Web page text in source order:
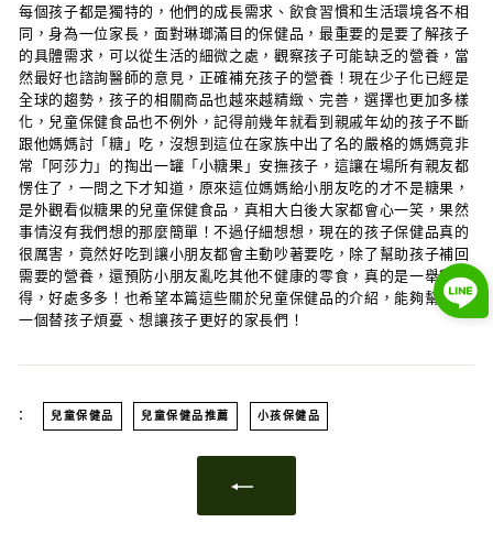
每個孩子都是獨特的，他們的成長需求、飲食習慣和生活環境各不相
同，身為一位家長，面對琳瑯滿目的保健品，最重要的是要了解孩子
的具體需求，可以從生活的細微之處，觀察孩子可能缺乏的營養，當
然最好也諮詢醫師的意見，正確補充孩子的營養！現在少子化已經是
全球的趨勢，孩子的相關商品也越來越精緻、完善，選擇也更加多樣
化，兒童保健食品也不例外，記得前幾年就看到親戚年幼的孩子不斷
跟他媽媽討「糖」吃，沒想到這位在家族中出了名的嚴格的媽媽竟非
常「阿莎力」的掏出一罐「小糖果」安撫孩子，這讓在場所有親友都
愣住了，一問之下才知道，原來這位媽媽給小朋友吃的才不是糖果，
是外觀看似糖果的兒童保健食品，真相大白後大家都會心一笑，果然
事情沒有我們想的那麼簡單！不過仔細想想，現在的孩子保健品真的
很厲害，竟然好吃到讓小朋友都會主動吵著要吃，除了幫助孩子補回
需要的營養，還預防小朋友亂吃其他不健康的零食，真的是一舉數
得，好處多多！也希望本篇這些關於兒童保健品的介紹，能夠幫助每
一個替孩子煩憂、想讓孩子更好的家長們！
: 兒童保健品 兒童保健品推薦 小孩保健品